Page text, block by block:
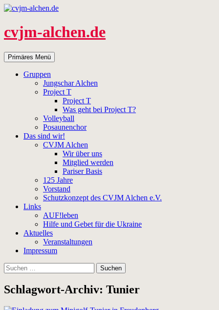
Zum
springen
cvjm-alchen.de
Suchen
Primäres Menü
Gruppen
Jungschar Alchen
Project T
Project T
Was geht bei Project T?
Volleyball
Posaunenchor
Das sind wir!
CVJM Alchen
Wir über uns
Mitglied werden
Pariser Basis
125 Jahre
Vorstand
Schutzkonzept des CVJM Alchen e.V.
Links
AUF!leben
Hilfe und Gebet für die Ukraine
Aktuelles
Veranstaltungen
Impressum
Suchen
nach:
Schlagwort-Archiv: Tunier